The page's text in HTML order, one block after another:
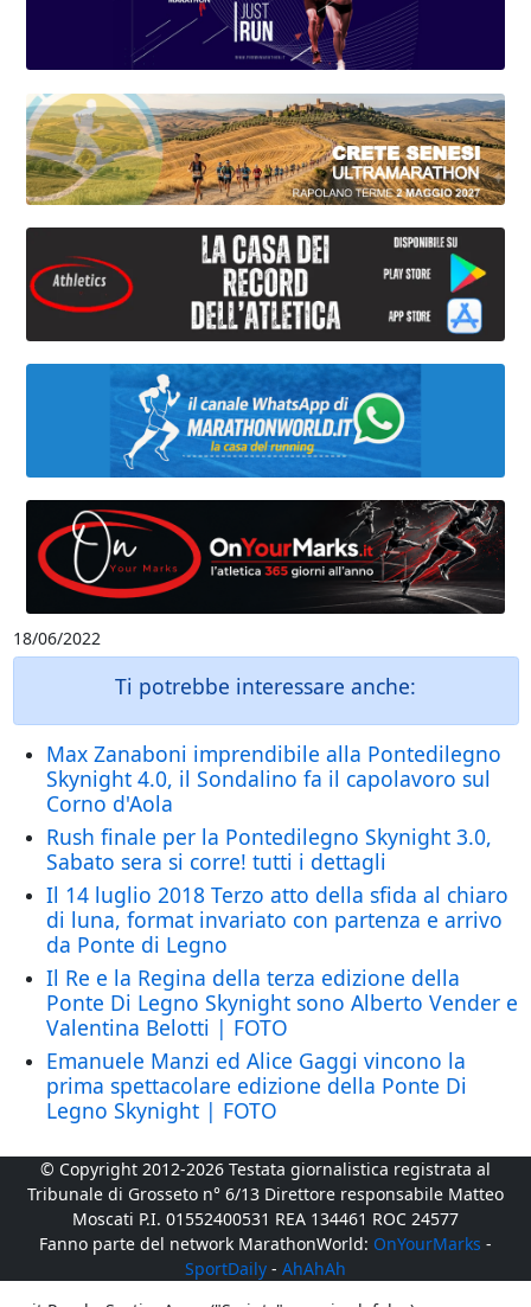
18/06/2022
Ti potrebbe interessare anche:
Max Zanaboni imprendibile alla Pontedilegno
Skynight 4.0, il Sondalino fa il capolavoro sul
Corno d'Aola
Rush finale per la Pontedilegno Skynight 3.0,
Sabato sera si corre! tutti i dettagli
Il 14 luglio 2018 Terzo atto della sfida al chiaro
di luna, format invariato con partenza e arrivo
da Ponte di Legno
Il Re e la Regina della terza edizione della
Ponte Di Legno Skynight sono Alberto Vender e
Valentina Belotti | FOTO
Emanuele Manzi ed Alice Gaggi vincono la
prima spettacolare edizione della Ponte Di
Legno Skynight | FOTO
© Copyright 2012-2026 Testata giornalistica registrata al
Tribunale di Grosseto n° 6/13 Direttore responsabile Matteo
Moscati P.I. 01552400531 REA 134461 ROC 24577
Fanno parte del network MarathonWorld: OnYourMarks -
SportDaily - AhAhAh